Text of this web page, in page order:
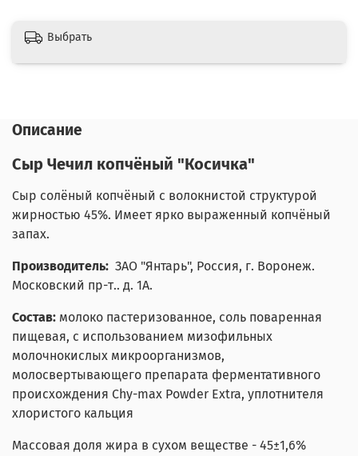
Выбрать
Описание
Сыр Чечил копчёный "Косичка"
Сыр солёный копчёный с волокнистой структурой
жирностью 45%. Имеет ярко выраженный копчёный
запах.
Производитель: ЗАО "Янтарь", Россия, г. Воронеж.
Московский пр-т.. д. 1А.
Состав: молоко пастеризованное, соль поваренная
пищевая, с использованием мизофильных
молочнокислых микроорганизмов,
молосвертывающего препарата ферментативного
происхождения Chy-max Powder Extra, уплотнителя
хлористого кальция
Массовая доля жира в сухом веществе - 45±1,6%